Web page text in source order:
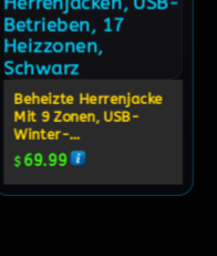
Beheizte Herrenjacke
Mit 9 Zonen, USB-
Winter-
Thermomantel
$69.99